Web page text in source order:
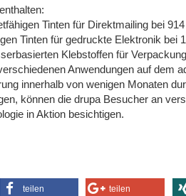
Tinten für Direktmailing bei
Tinten für gedruckte Elektronik bei
Klebstoffen für
Anwendungen auf dem
innerhalb von wenigen Monaten
können die drupa Besucher an
in Aktion besichtigen.
teilen teilen